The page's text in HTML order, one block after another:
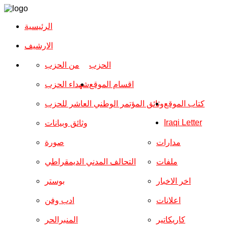
الرئيسية
الارشیف
الحزب من الحزب
شهداء الحزب
وثائق المؤتمر الوطني العاشر للحزب
وثائق وبيانات
اقسام الموقع
صورة
التحالف المدني الديمقراطي
بوستر
ادب وفن
المنبرالحر
مدارات
ملفات
اخر الاخبار
اعلانات
كاريكاتير
كتاب الموقع
Iraqi Letter